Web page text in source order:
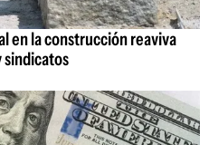
en la construcción reaviva
sindicatos